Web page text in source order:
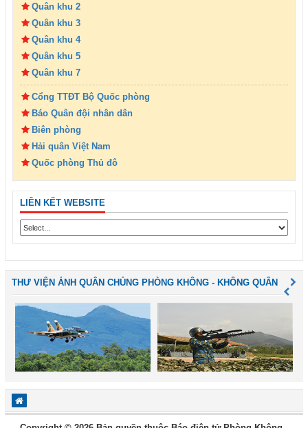
Quân khu 2
Quân khu 3
Quân khu 4
Quân khu 5
Quân khu 7
Cổng TTĐT Bộ Quốc phòng
Báo Quân đội nhân dân
Biên phòng
Hải quân Việt Nam
Quốc phòng Thủ đô
LIÊN KẾT WEBSITE
THƯ VIỆN ẢNH QUÂN CHỦNG PHÒNG KHÔNG - KHÔNG QUÂN